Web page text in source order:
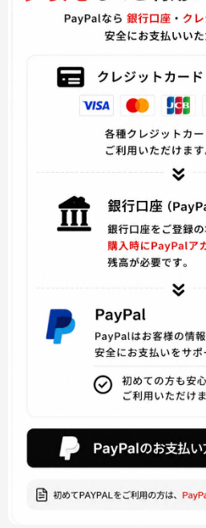
アズールレーン
ヴァイオレット・エヴァーガーデン
ダーリン・イン・ザ・フランキス
Overwatch OW オーバーウォッチ
ドキドキリテラチャークラブ
Batman and Harley Quinn
KINGDOM HEARTS キングダムハーツ
アイドルマスター
SINoALICE -シノアリス